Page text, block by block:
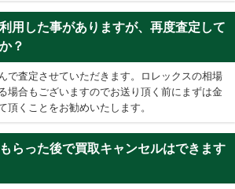
用した事がありますが、再度査定して
？
で査定させていただきます。ロレックスの相場
場合もございますのでお送り頂く前にまずは金
頂くことをお勧めいたします。
らった後で買取キャンセルはできます